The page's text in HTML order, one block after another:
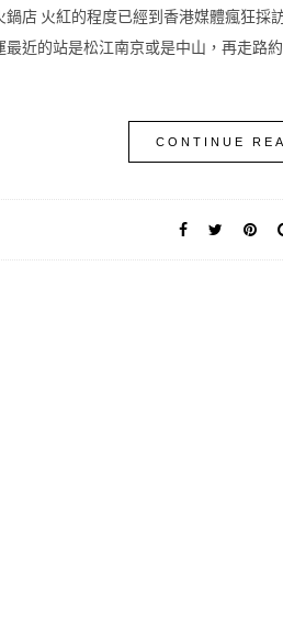
店 火紅的程度已經到香港媒體瘋狂
近的站是松江南京或是中山，再走路
CONTINUE